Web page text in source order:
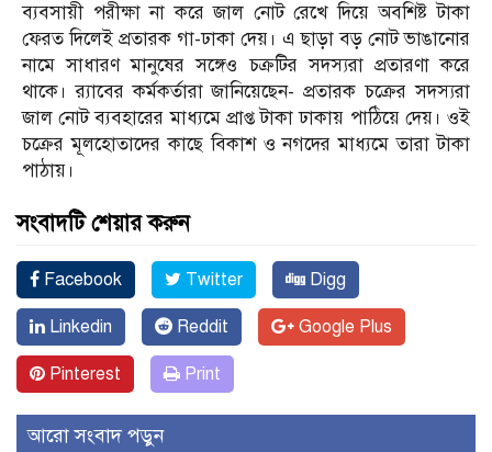
ব্যবসায়ী পরীক্ষা না করে জাল নোট রেখে দিয়ে অবশিষ্ট টাকা
ফেরত দিলেই প্রতারক গা-ঢাকা দেয়। এ ছাড়া বড় নোট ভাঙানোর
নামে সাধারণ মানুষের সঙ্গেও চক্রটির সদস্যরা প্রতারণা করে
থাকে। র‌্যাবের কর্মকর্তারা জানিয়েছেন- প্রতারক চক্রের সদস্যরা
জাল নোট ব্যবহারের মাধ্যমে প্রাপ্ত টাকা ঢাকায় পাঠিয়ে দেয়। ওই
চক্রের মূলহোতাদের কাছে বিকাশ ও নগদের মাধ্যমে তারা টাকা
পাঠায়।
সংবাদটি শেয়ার করুন
Facebook Twitter Digg
Linkedin Reddit Google Plus
Pinterest Print
আরো সংবাদ পড়ুন